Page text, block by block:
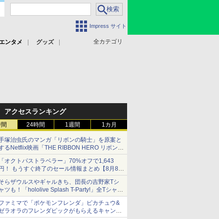
Impress サイト
全カテゴリ
ンタメ グッズ
アクセスランキング
24時間 1週間 1カ月
塚治虫氏のマンガ「リボンの騎士」を原案と
るNetflix映画「THE RIBBON HERO リボンヒ
ロー」本日配信開始
オクトパストラベラー」70%オフで1,643
！ もうすぐ終了のセール情報まとめ【8月8日
新】
ンテンドーeショップでは「大神 絶景版」が
オフで990円
らザウルスやギャルきち、団長の吉野家Tシ
ツも！「hololive Splash T-Party!」全Tシャツ
インナップ公開＆オンライン販売開始
ァミマで「ポケモンフレンダ」ピカチュウ&
ラオラのフレンダピックがもらえるキャンペ